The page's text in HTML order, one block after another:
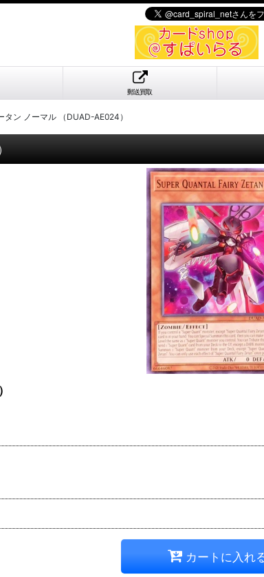
郵送買取
タン ノーマル （DUAD-AE024）
カートに入れ